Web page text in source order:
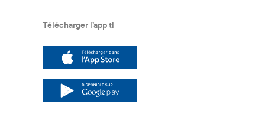
Télécharger l’app tl